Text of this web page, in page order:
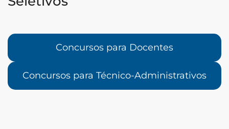
portal
Concursos para Docentes
Concursos para Técnico-Administrativos